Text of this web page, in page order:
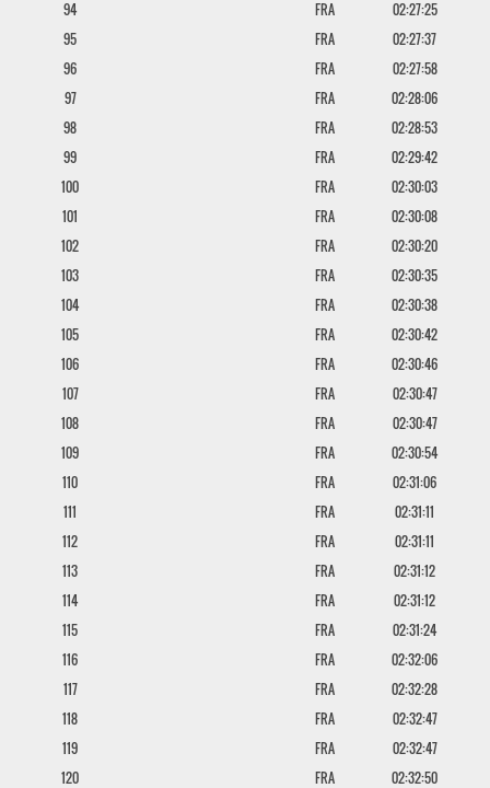
94 FRA
02:27:25
95
FRA
02:27:37
96
FRA
02:27:58
97
FRA
02:28:06
98
FRA
02:28:53
99
FRA
02:29:42
100
FRA
02:30:03
101
FRA
02:30:08
102
FRA
02:30:20
103
FRA
02:30:35
104
FRA
02:30:38
105
FRA
02:30:42
106
FRA
02:30:46
107
FRA
02:30:47
108
FRA
02:30:47
109
FRA
02:30:54
110
FRA
02:31:06
111
FRA
02:31:11
112
FRA
02:31:11
113
FRA
02:31:12
114
FRA
02:31:12
115
FRA
02:31:24
116
FRA
02:32:06
117
FRA
02:32:28
118
FRA
02:32:47
119
FRA
02:32:47
120
FRA
02:32:50